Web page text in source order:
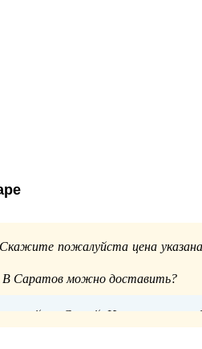
пожалуйста цена
В Саратов можно доставить?
Сергей. Цена указана
пункта выдачи. Для